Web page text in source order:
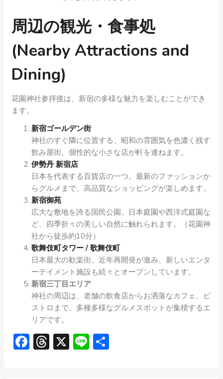
周辺の観光・食事処
(Nearby Attractions and
Dining)
花園神社参拝後は、新宿の多様な魅力を楽しむことができ
ます。
新宿ゴールデン街
神社のすぐ隣に位置する、昭和の雰囲気を色濃く残す
飲み屋街。個性的な小さな店が軒を連ねます。
伊勢丹 新宿店
日本を代表する百貨店の一つ。最新のファッションか
らグルメまで、高品質なショッピングが楽しめます。
新宿御苑
広大な敷地を誇る国民公園。日本庭園や西洋式庭園な
ど、四季折々の美しい自然に触れられます。（花園神
社から徒歩約10分）
歌舞伎町タワー / 歌舞伎町
日本最大の歓楽街。近年再開発が進み、新しいエンタ
ーテイメント施設も続々とオープンしています。
新宿三丁目エリア
神社の周辺は、老舗の飲食店からお洒落なカフェ、ビ
ストロまで、多種多様なグルメスポットが集積するエ
リアです。
Facebook
Threads
X Line